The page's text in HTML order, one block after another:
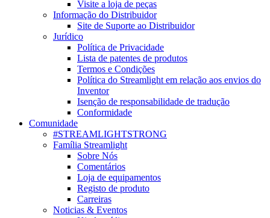
Visite a loja de peças
Informação do Distribuidor
Site de Suporte ao Distribuidor
Jurídico
Política de Privacidade
Lista de patentes de produtos
Termos e Condições
Política do Streamlight em relação aos envios do
Inventor
Isenção de responsabilidade de tradução
Conformidade
Comunidade
#STREAMLIGHTSTRONG
Família Streamlight
Sobre Nós
Comentários
Loja de equipamentos
Registo de produto
Carreiras
Noticias & Eventos